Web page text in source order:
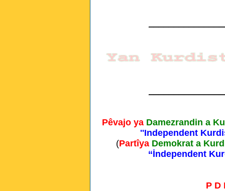
Pêvajo ya Damezrandin a
''Independent
(Partîya Demokrat a
‘‘İndependent
P D